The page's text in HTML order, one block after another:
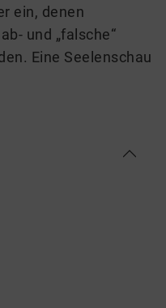
ein, denen
und „falsche“
Eine Seelenschau